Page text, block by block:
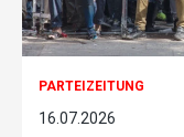
PARTEIZEITUNG
16.07.2026